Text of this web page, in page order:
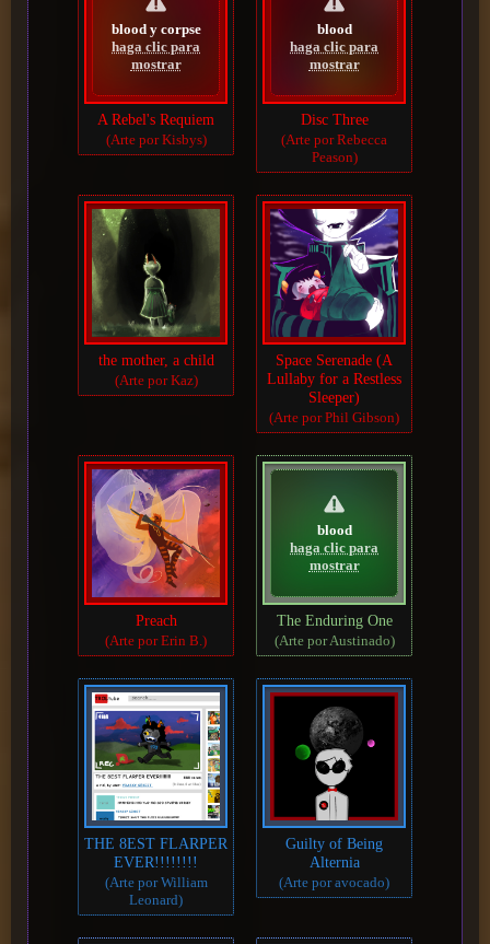
blood y corpse
haga clic para
mostrar
A Rebel's Requiem
(Arte por Kisbys)
blood
haga clic para
mostrar
Disc Three
(Arte por Rebecca
Peason)
the mother, a child
(Arte por Kaz)
Space Serenade (A
Lullaby for a Restless
Sleeper)
(Arte por Phil Gibson)
Preach
(Arte por Erin B.)
blood
haga clic para
mostrar
The Enduring One
(Arte por Austinado)
THE 8EST FLARPER
EVER!!!!!!!!
(Arte por William
Leonard)
Guilty of Being
Alternia
(Arte por avocado)